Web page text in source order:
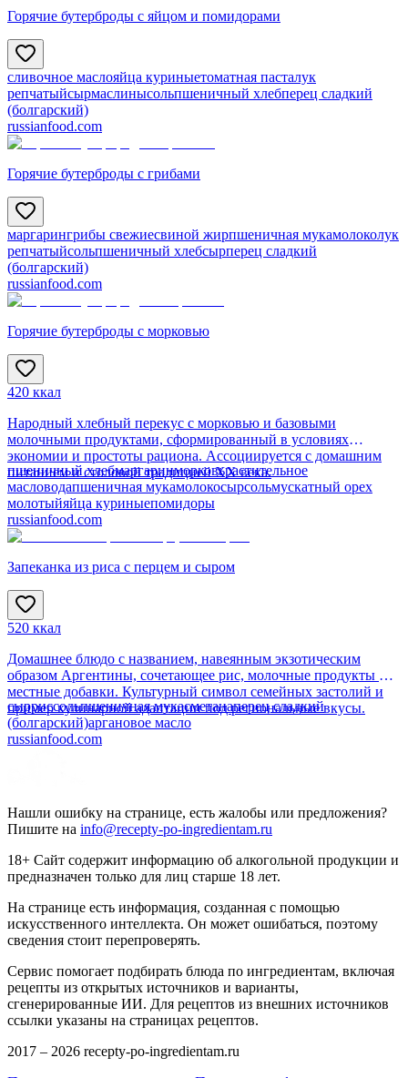
Горячие бутерброды с яйцом и помидорами
сливочное маслояйца куриныетоматная пасталук
репчатыйсырмаслинысольпшеничный хлебперец сладкий
(болгарский)
russianfood.com
Горячие бутерброды с грибами
маргарингрибы свежиесвиной жирпшеничная мукамолоколук
репчатыйсольпшеничный хлебсырперец сладкий
(болгарский)
russianfood.com
Горячие бутерброды с морковью
420 ккал
Народный хлебный перекус с морковью и базовыми
молочными продуктами, сформированный в условиях
экономии и простоты рациона. Ассоциируется с домашним
питанием и столовой традицией XX века.
пшеничный хлебмаргаринморковьрастительное
масловодапшеничная мукамолокосырсольмускатный орех
молотыйяйца куриныепомидоры
russianfood.com
Запеканка из риса с перцем и сыром
520 ккал
Домашнее блюдо с названием, навеянным экзотическим
образом Аргентины, сочетающее рис, молочные продукты и
местные добавки. Культурный символ семейных застолий и
пример кулинарной адаптации под региональные вкусы.
сырриссольпшеничная мукасметанаперец сладкий
(болгарский)аргановое масло
russianfood.com
Нашли ошибку на странице, есть жалобы или предложения?
Пишите на info@recepty-po-ingredientam.ru
18+ Сайт содержит информацию об алкогольной продукции и
предназначен только для лиц старше 18 лет.
На странице есть информация, созданная с помощью
искусственного интеллекта. Он может ошибаться, поэтому
сведения стоит перепроверять.
Сервис помогает подбирать блюда по ингредиентам, включая
рецепты из открытых источников и варианты,
сгенерированные ИИ. Для рецептов из внешних источников
ссылки указаны на страницах рецептов.
2017 – 2026 recepty-po-ingredientam.ru